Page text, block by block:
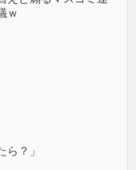
ｗ
？」